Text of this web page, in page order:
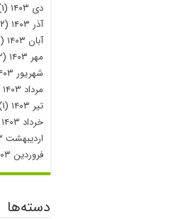
دی ۱۴۰۳
(۱)
آذر ۱۴۰۳
(۲)
آبان ۱۴۰۳
(۱)
مهر ۱۴۰۳
(۲)
شهریور ۱۴۰۳
مرداد ۱۴۰۳
تیر ۱۴۰۳
(۱)
خرداد ۱۴۰۳
اردیبهشت ۱۴۰۳
فروردین ۱۴۰۳
دسته‌ها